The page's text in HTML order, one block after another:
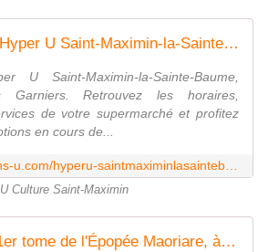
Grande surface Hyper U Saint-Maximin-la-Sainte-Baume - magasins-u.com
U Saint-Maximin-la-Sainte-Baume,
Retrouvez les horaires,
de votre supermarché et profitez
en cours de...
U Culture Saint-Maximin
Le Modérateur, 1er tome de l'Épopée Maoriare, à paraître le 8 octobre 2017 - Les écrits d'un poète français